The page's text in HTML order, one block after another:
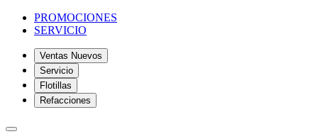
PROMOCIONES
SERVICIO
Ventas Nuevos
Servicio
Flotillas
Refacciones